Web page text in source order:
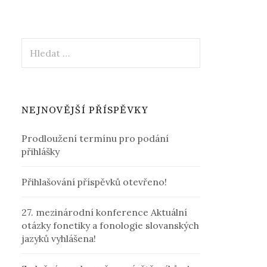
NEJNOVĚJŠÍ PŘÍSPĚVKY
Prodloužení termínu pro podání
přihlášky
Přihlašování příspěvků otevřeno!
27. mezinárodní konference Aktuální
otázky fonetiky a fonologie slovanských
jazyků vyhlášena!